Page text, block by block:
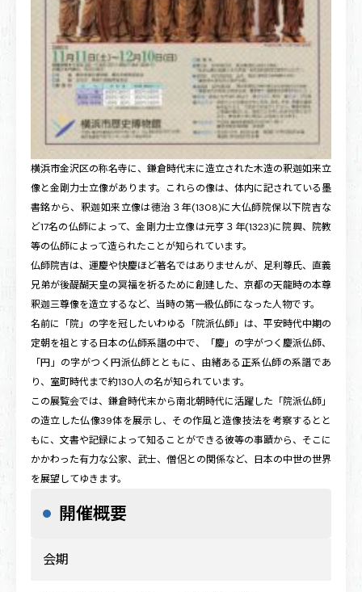
横浜市金沢区の称名寺に、鎌倉時代末に造立された木造の釈迦如来立
像と金剛力士立像があります。これらの像は、体内に記されている墨
書銘から、釈迦如来立像は徳治３年(1308)に大仏師院保以下院吉な
ど17名の仏師によって、金剛力士立像は元亨３年(1323)に院興、院教
等の仏師によって造られたことが知られています。
仏師院吉は、運慶や快慶ほど著名ではありませんが、足利尊氏、直義
兄弟が後醍醐天皇の冥福を祈るために創建した、京都の天龍時の本尊
釈迦三尊像を造立するなど、当時の第一級仏師になった人物です。
名前に「院」の字を冠したいわゆる「院派仏師」は、平安時代中期の
定朝を祖とする日本の仏師系譜の中で、「慶」の字がつく慶派仏師、
「円」の字がつく円派仏師とともに、由緒ある正系仏師の系譜であ
り、室町時代まで約130人の名が知られています。
この展覧会では、鎌倉時代末から南北朝時代に活躍した「院派仏師」
の造立した仏像39体を展示し、その作風と造像技法を考察するとと
もに、文書や記録によって知ることができる彼等の事蹟から、そこに
かかわった有力な公家、武士、僧侶との関係など、日本の中世の世界
を展望してゆきます。
開催概要
会期